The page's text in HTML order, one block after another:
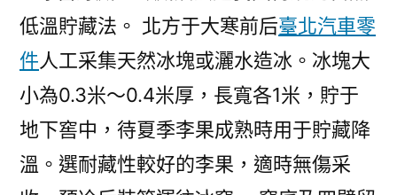
低溫貯藏法。 北方于大寒前后臺北汽車零
件人工采集天然冰塊或灑水造冰。冰塊大
小為0.3米～0.4米厚，長寬各1米，貯于
地下窖中，待夏季李果成熟時用于貯藏降
溫。選耐藏性較好的李果，適時無傷采